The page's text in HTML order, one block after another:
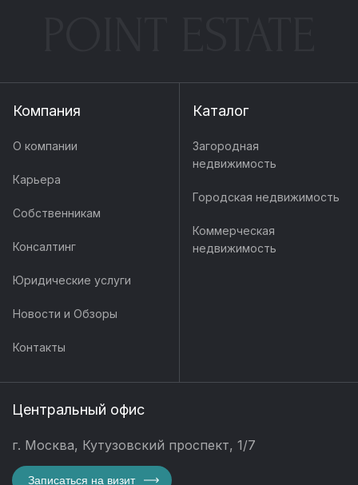
Компания
О компании
Карьера
Собственникам
Консалтинг
Юридические услуги
Новости и Обзоры
Контакты
Каталог
Загородная
недвижимость
Городская недвижимость
Коммерческая
недвижимость
Центральный офис
г. Москва, Кутузовский проспект, 1/7
Записаться на визит